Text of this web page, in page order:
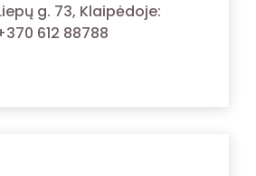
g. 73, Klaipėdoje:
612 88788